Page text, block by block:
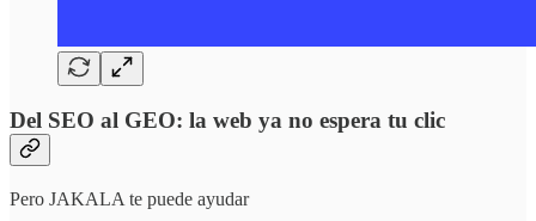
Del SEO al GEO: la web ya no espera tu clic
Pero JAKALA te puede ayudar